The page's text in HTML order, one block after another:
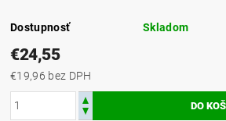
Dostupnosť Skladom
€24,55
€19,96 bez DPH